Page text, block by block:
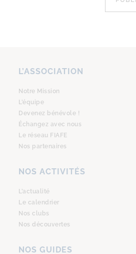
L’ASSOCIATION
Notre Mission
L’équipe
Devenez bénévole !
Échangez avec nous
Le réseau FIAFE
Nos partenaires
NOS ACTIVITÉS
L’actualité
Le calendrier
Nos clubs
Nos découvertes
NOS GUIDES